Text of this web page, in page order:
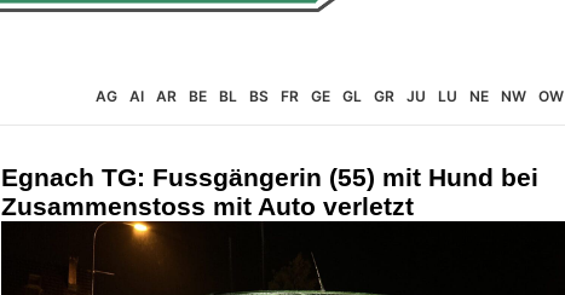
AG AI AR BE BL BS FR GE GL GR JU LU NE NW OW
Egnach TG: Fussgängerin (55) mit Hund bei
Zusammenstoss mit Auto verletzt